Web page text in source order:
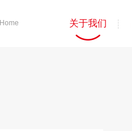
Home 关于我们